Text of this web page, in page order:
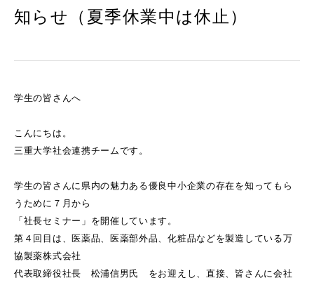
知らせ（夏季休業中は休止）
学生の皆さんへ
こんにちは。
三重大学社会連携チームです。
学生の皆さんに県内の魅力ある優良中小企業の存在を知ってもら
うために７月から
「社長セミナー」を開催しています。
第４回目は、医薬品、医薬部外品、化粧品などを製造している万
協製薬株式会社
代表取締役社長 松浦信男氏 をお迎えし、直接、皆さんに会社